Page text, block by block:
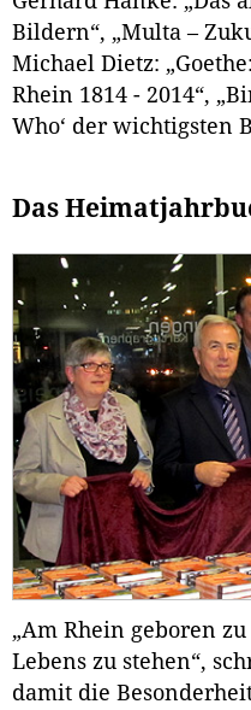
Bildern“, „Multa –
Michael Dietz:
Rhein 1814 - 2014“,
Who‘ der wichtigsten
Das
„Am Rhein geboren
Lebens zu stehen“,
damit die